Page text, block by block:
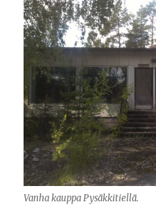
Vanha kauppa Pysäkkitiellä.